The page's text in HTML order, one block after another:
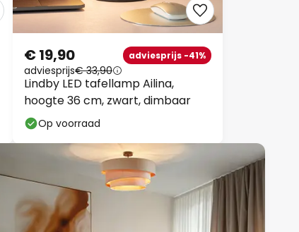
Lindby LED tafellamp Ailina,
hoogte 36 cm, zwart, dimbaar
€ 19,90 adviesprijs -41%
adviesprijs€ 33,90
Op voorraad